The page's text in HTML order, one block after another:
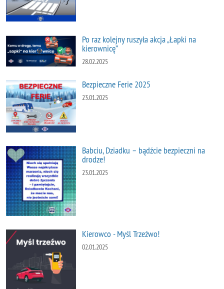
Po raz kolejny ruszyła akcja „Łapki na
kierownicę”
28.02.2025
Bezpieczne Ferie 2025
23.01.2025
Babciu, Dziadku – bądźcie bezpieczni na
drodze!
23.01.2025
Kierowco - Myśl Trzeźwo!
02.01.2025